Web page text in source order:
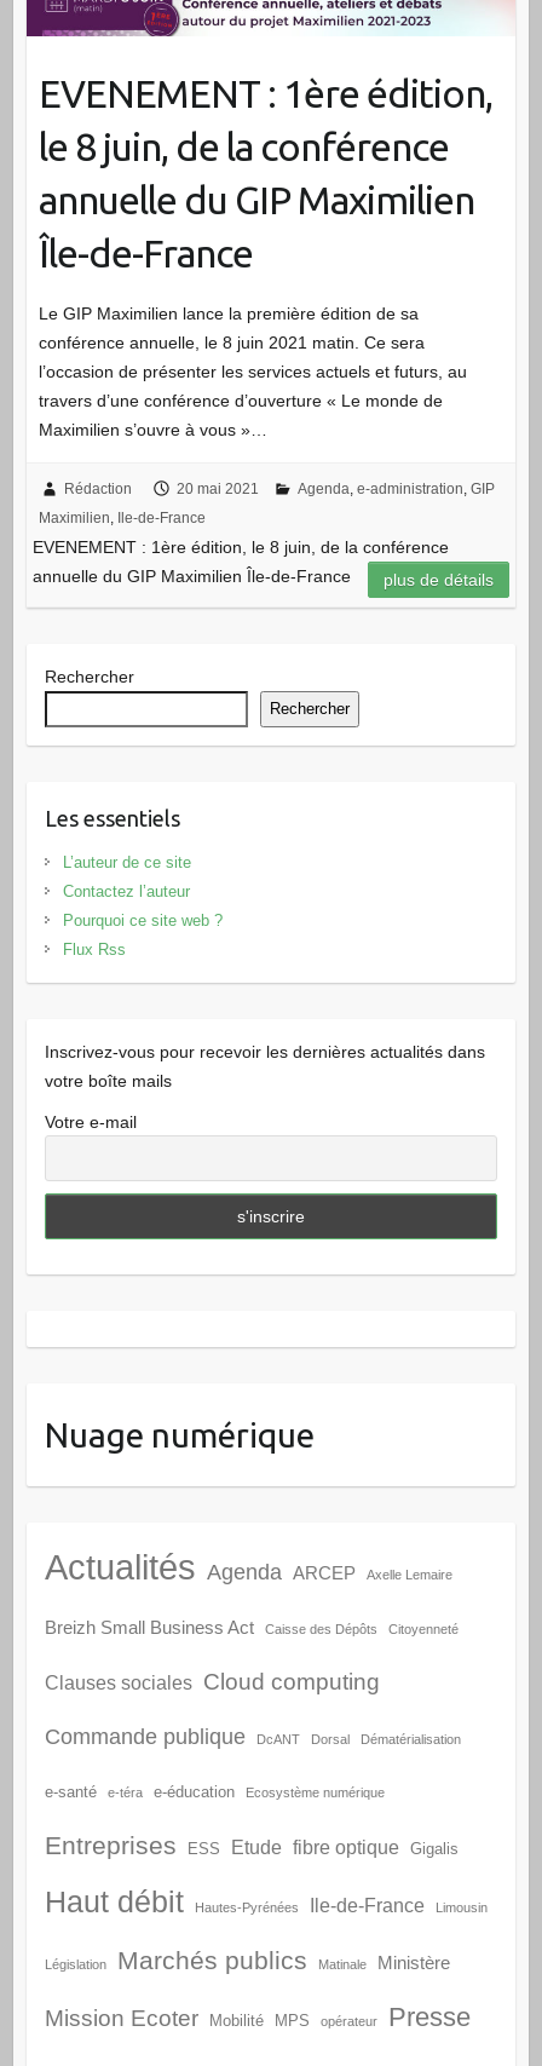
EVENEMENT : 1ère édition,
le 8 juin, de la conférence
annuelle du GIP Maximilien
Île-de-France
Le GIP Maximilien lance la première édition de sa
conférence annuelle, le 8 juin 2021 matin. Ce sera
l’occasion de présenter les services actuels et futurs, au
travers d’une conférence d’ouverture « Le monde de
Maximilien s’ouvre à vous »…
Rédaction 20 mai 2021 Agenda e-administration GIP
Maximilien Ile-de-France
EVENEMENT : 1ère édition, le 8 juin, de la conférence
annuelle du GIP Maximilien Île-de-France
plus de détails
Rechercher
Rechercher
Les essentiels
L’auteur de ce site
Contactez l’auteur
Pourquoi ce site web ?
Flux Rss
Inscrivez-vous pour recevoir les dernières actualités dans
votre boîte mails
Votre e-mail
Nuage numérique
Actualités Agenda ARCEP Axelle Lemaire
Breizh Small Business Act Caisse des Dépôts Citoyenneté
Clauses sociales Cloud computing
Commande publique DcANT Dorsal Dématérialisation
e-santé e-téra e-éducation Ecosystème numérique
Entreprises ESS Etude fibre optique Gigalis
Haut débit Hautes-Pyrénées Ile-de-France Limousin
Législation Marchés publics Matinale Ministère
Mission Ecoter Mobilité MPS opérateur Presse